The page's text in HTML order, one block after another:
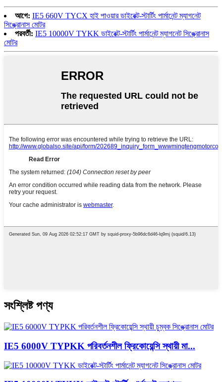
আগে: IE5 660V TYCX হাই পাওয়ার ডাইরেক্ট-স্টার্টিং পার্মানেন্ট ম্যাগনেট
সিঙ্ক্রোনাস মোটর
পরবর্তী: IE5 10000V TYKK ডাইরেক্ট-স্টার্টিং পার্মানেন্ট ম্যাগনেট সিঙ্ক্রোনাস
মোটর
সংশ্লিষ্ট পণ্য
IE5 6000V TYPKK পরিবর্তনশীল ফ্রিকোয়েন্সি স্থায়ী মা...